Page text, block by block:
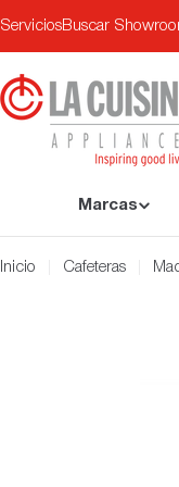
ServiciosBuscar
Marcas
Inicio Cafeteras